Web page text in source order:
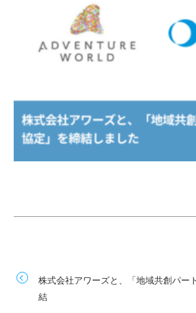
株式会社アワーズと、「地域共創パー
結